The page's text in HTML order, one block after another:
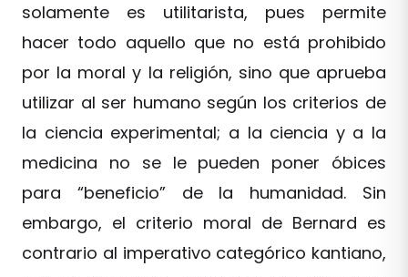
solamente es utilitarista, pues permite
hacer todo aquello que no está prohibido
por la moral y la religión, sino que aprueba
utilizar al ser humano según los criterios de
la ciencia experimental; a la ciencia y a la
medicina no se le pueden poner óbices
para “beneficio” de la humanidad. Sin
embargo, el criterio moral de Bernard es
contrario al imperativo categórico kantiano,